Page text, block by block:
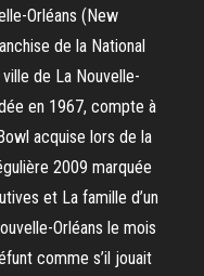
Orléans (New
de la National
de La Nouvelle-
en 1967, compte à
acquise lors de la
2009 marquée
et La famille d’un
Orléans le mois
comme s’il jouait